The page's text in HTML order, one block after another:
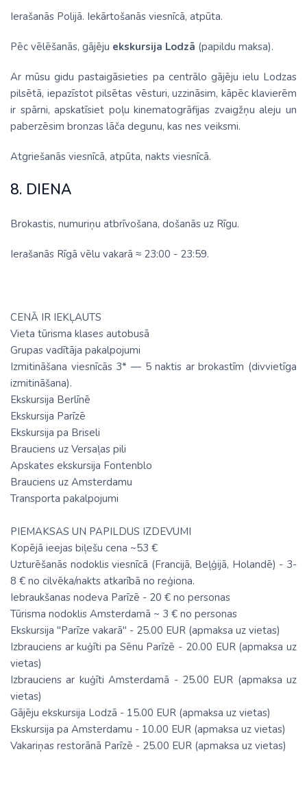
Ierašanās Polijā. Iekārtošanās viesnīcā, atpūta.
Pēc vēlēšanās, gājēju ekskursija Lodzā (papildu maksa).
Ar mūsu gidu pastaigāsieties pa centrālo gājēju ielu Lodzas
pilsētā, iepazīstot pilsētas vēsturi, uzzināsim, kāpēc klavierēm
ir spārni, apskatīsiet poļu kinematogrāfijas zvaigžņu aleju un
paberzēsim bronzas lāča degunu, kas nes veiksmi.
Atgriešanās viesnīcā, atpūta, nakts viesnīcā.
8. DIENA
Brokastis, numuriņu atbrīvošana, došanās uz Rīgu.
Ierašanās Rīgā vēlu vakarā ≈ 23:00 - 23:59.
CENĀ IR IEKĻAUTS
Vieta tūrisma klases autobusā
Grupas vadītāja pakalpojumi
Izmitināšana viesnīcās 3* — 5 naktis ar brokastīm (divvietīga
izmitināšana).
Ekskursija Berlīnē
Ekskursija Parīzē
Ekskursija pa Briseli
Brauciens uz Versaļas pili
Apskates ekskursija Fontenblo
Brauciens uz Amsterdamu
Transporta pakalpojumi
PIEMAKSAS UN PAPILDUS IZDEVUMI
Kopējā ieejas biļešu cena ~53 €
Uzturēšanās nodoklis viesnīcā (Francijā, Beļģijā, Holandē) - 3-
8 € no cilvēka/nakts atkarībā no reģiona.
Iebraukšanas nodeva Parīzē - 20 € no personas
Tūrisma nodoklis Amsterdamā ~ 3 € no personas
Ekskursija "Parīze vakarā" - 25.00 EUR (apmaksa uz vietas)
Izbrauciens ar kuģīti pa Sēnu Parīzē - 20.00 EUR (apmaksa uz
vietas)
Izbrauciens ar kuģīti Amsterdamā - 25.00 EUR (apmaksa uz
vietas)
Gājēju ekskursija Lodzā - 15.00 EUR (apmaksa uz vietas)
Ekskursija pa Amsterdamu - 10.00 EUR (apmaksa uz vietas)
Vakariņas restorānā Parīzē - 25.00 EUR (apmaksa uz vietas)